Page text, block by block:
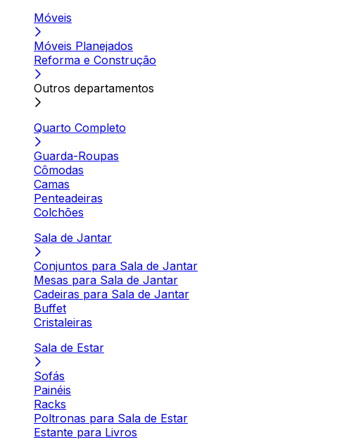
Móveis
Móveis Planejados
Reforma e Construção
Outros departamentos
Quarto Completo
Guarda-Roupas
Cômodas
Camas
Penteadeiras
Colchões
Sala de Jantar
Conjuntos para Sala de Jantar
Mesas para Sala de Jantar
Cadeiras para Sala de Jantar
Buffet
Cristaleiras
Sala de Estar
Sofás
Painéis
Racks
Poltronas para Sala de Estar
Estante para Livros